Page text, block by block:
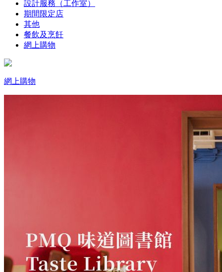
設計服務（工作室）
期間限定店
其他
餐飲及烹飪
網上購物
網上購物